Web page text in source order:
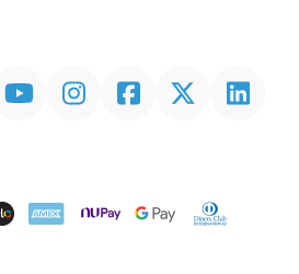
InstagramFacebookTwitter Linkedin
AMEX NuPay Google PayDiners Club